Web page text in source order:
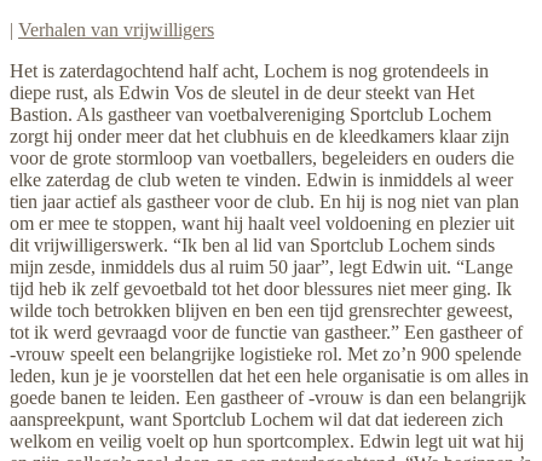
| Verhalen van vrijwilligers
Het is zaterdagochtend half acht, Lochem is nog grotendeels in
diepe rust, als Edwin Vos de sleutel in de deur steekt van Het
Bastion. Als gastheer van voetbalvereniging Sportclub Lochem
zorgt hij onder meer dat het clubhuis en de kleedkamers klaar zijn
voor de grote stormloop van voetballers, begeleiders en ouders die
elke zaterdag de club weten te vinden. Edwin is inmiddels al weer
tien jaar actief als gastheer voor de club. En hij is nog niet van plan
om er mee te stoppen, want hij haalt veel voldoening en plezier uit
dit vrijwilligerswerk. “Ik ben al lid van Sportclub Lochem sinds
mijn zesde, inmiddels dus al ruim 50 jaar”, legt Edwin uit. “Lange
tijd heb ik zelf gevoetbald tot het door blessures niet meer ging. Ik
wilde toch betrokken blijven en ben een tijd grensrechter geweest,
tot ik werd gevraagd voor de functie van gastheer.” Een gastheer of
-vrouw speelt een belangrijke logistieke rol. Met zo’n 900 spelende
leden, kun je je voorstellen dat het een hele organisatie is om alles in
goede banen te leiden. Een gastheer of -vrouw is dan een belangrijk
aanspreekpunt, want Sportclub Lochem wil dat dat iedereen zich
welkom en veilig voelt op hun sportcomplex. Edwin legt uit wat hij